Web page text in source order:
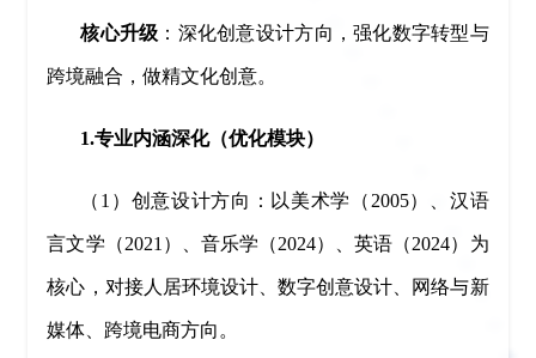
核心升级 ：深化创意设计方向，强化数字转型与
跨境融合，做精文化创意。
1.专业内涵深化（优化模块）
（1）创意设计方向：以美术学（2005）、汉语
言文学（2021）、音乐学（2024）、英语（2024）为
核心，对接人居环境设计、数字创意设计、网络与新
媒体、跨境电商方向。